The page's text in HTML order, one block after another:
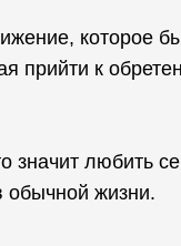
которое
прийти к
значит любить
обычной жизни.